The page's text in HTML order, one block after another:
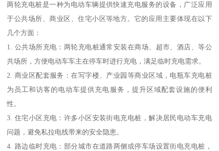
两轮充电桩是一种为电动车辆提供快速充电服务的设备，广泛应用
于公共场所、商业区、住宅小区等地方。它的应用主要体现在以下
几个方面：
1. 公共场所充电：两轮充电桩通常安装在商场、超市、酒店、等公
共场所，方便电动车车主在停车时进行充电，满足临时充电需求。
2. 商业区配套服务：在写字楼、产业园等商业区域，电瓶车充电桩
为员工和访客的电动车提供充电服务，提升区域配套设施的便利
性。
3. 住宅小区充电：许多小区安装街电充电桩，解决居民电动车充电
问题，避免私拉电线带来的安全隐患。
4. 路边临时充电：部分城市在道路两侧或停车场设置街电充电桩，